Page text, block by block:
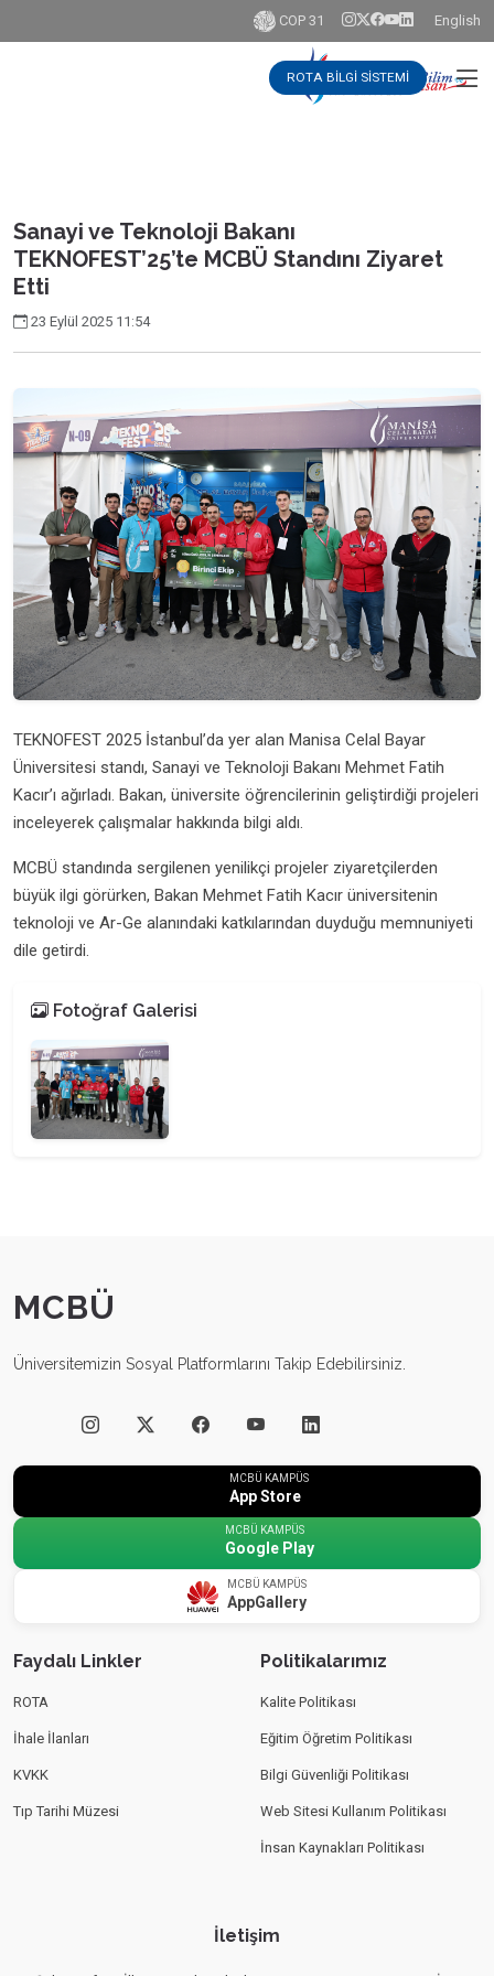
COP 31 English
ROTA BİLGİ SİSTEMİ
Sanayi ve Teknoloji Bakanı
TEKNOFEST’25’te MCBÜ Standını Ziyaret
Etti
23 Eylül 2025 11:54
TEKNOFEST 2025 İstanbul’da yer alan Manisa Celal Bayar
Üniversitesi standı, Sanayi ve Teknoloji Bakanı Mehmet Fatih
Kacır’ı ağırladı. Bakan, üniversite öğrencilerinin geliştirdiği projeleri
inceleyerek çalışmalar hakkında bilgi aldı.
MCBÜ standında sergilenen yenilikçi projeler ziyaretçilerden
büyük ilgi görürken, Bakan Mehmet Fatih Kacır üniversitenin
teknoloji ve Ar-Ge alanındaki katkılarından duyduğu memnuniyeti
dile getirdi.
Fotoğraf Galerisi
MCBÜ
Üniversitemizin Sosyal Platformlarını Takip Edebilirsiniz.
MCBÜ KAMPÜS
App Store
MCBÜ KAMPÜS
Google Play
MCBÜ KAMPÜS
AppGallery
Faydalı Linkler
ROTA
İhale İlanları
KVKK
Tıp Tarihi Müzesi
Politikalarımız
Kalite Politikası
Eğitim Öğretim Politikası
Bilgi Güvenliği Politikası
Web Sitesi Kullanım Politikası
İnsan Kaynakları Politikası
İletişim